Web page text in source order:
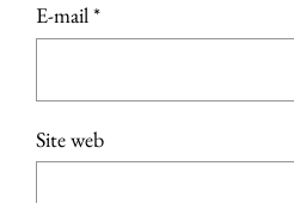
E-mail*
Site web